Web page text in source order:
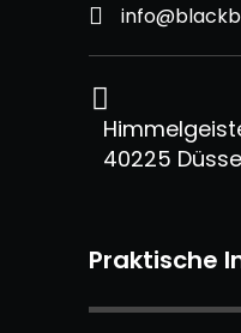
40225
Praktische